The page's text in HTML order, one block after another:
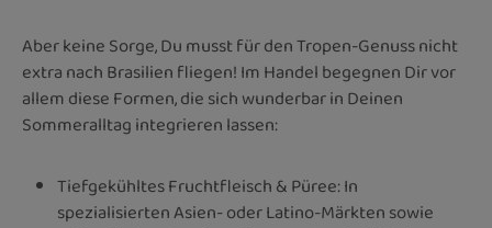
Aber keine Sorge, Du musst für den Tropen-Genuss nicht
extra nach Brasilien fliegen! Im Handel begegnen Dir vor
allem diese Formen, die sich wunderbar in Deinen
Sommeralltag integrieren lassen:
Tiefgekühltes Fruchtfleisch & Püree: In
spezialisierten Asien- oder Latino-Märkten sowie